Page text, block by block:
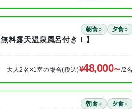
朝食○ 夕食○
料露天温泉風呂付き！】
大人2名×1室の場合(税込) 48,000 /2名
朝食○ 夕食○